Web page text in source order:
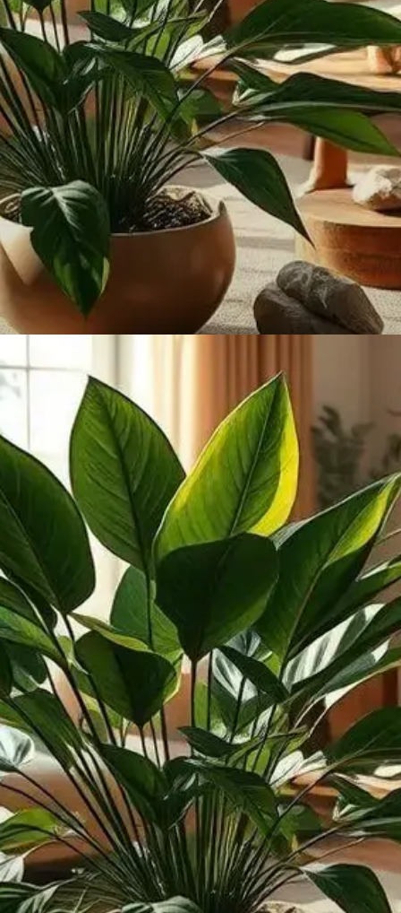
INFORMAÇÃO
O que é a Zamioculca?
Uma planta africana de folhas lustrosas e
resistentes, perfeita para iniciantes!